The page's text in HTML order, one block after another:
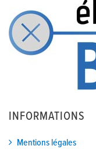
INFORMATIONS
Mentions légales